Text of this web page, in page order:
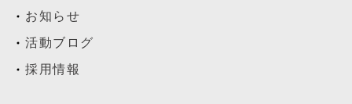
お知らせ
活動ブログ
採用情報